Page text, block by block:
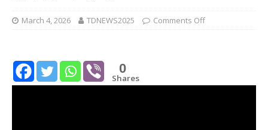
March 4, 2026 TDNEWS2025 Comments Off
0
Shares